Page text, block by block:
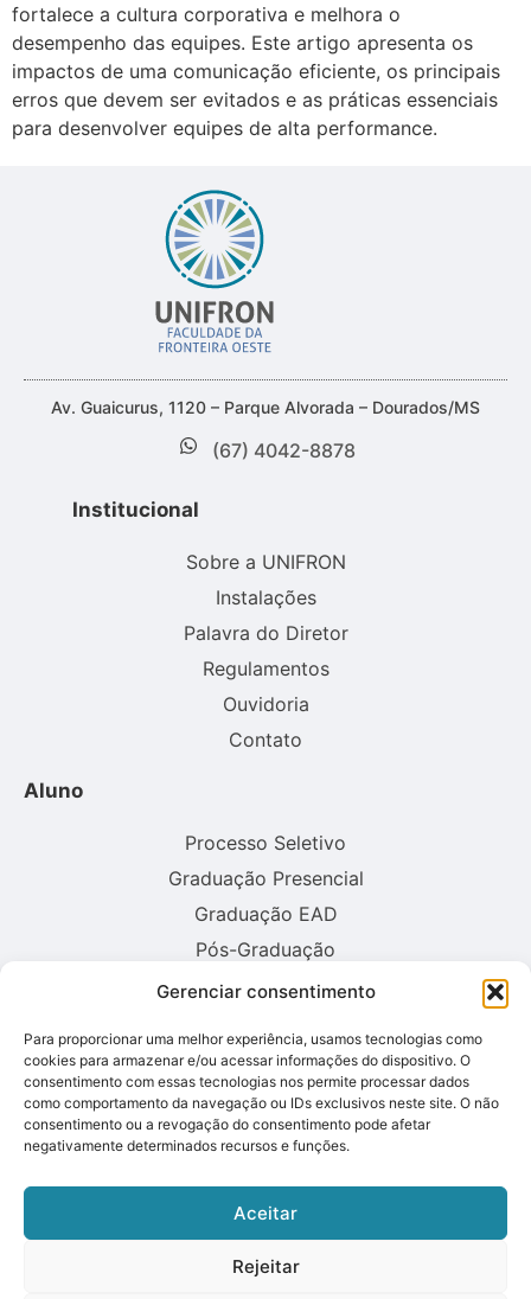
Gerenciar consentimento
Para proporcionar uma melhor experiência, usamos tecnologias como
cookies para armazenar e/ou acessar informações do dispositivo. O
consentimento com essas tecnologias nos permite processar dados
como comportamento da navegação ou IDs exclusivos neste site. O não
consentimento ou a revogação do consentimento pode afetar
negativamente determinados recursos e funções.
Aceitar
Rejeitar
fortalece a cultura corporativa e melhora o
desempenho das equipes. Este artigo apresenta os
impactos de uma comunicação eficiente, os principais
erros que devem ser evitados e as práticas essenciais
para desenvolver equipes de alta performance.
Av. Guaicurus, 1120 – Parque Alvorada – Dourados/MS
(67) 4042-8878
Institucional
Sobre a UNIFRON
Instalações
Palavra do Diretor
Regulamentos
Ouvidoria
Contato
Aluno
Processo Seletivo
Graduação Presencial
Graduação EAD
Pós-Graduação
Consulte aqui o cadastro da instituição no sistema E-MEC: